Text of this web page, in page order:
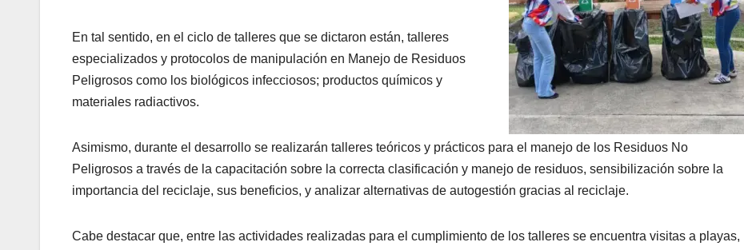
En tal sentido, en el ciclo de talleres que se dictaron están, talleres
especializados y protocolos de manipulación en Manejo de Residuos
Peligrosos como los biológicos infecciosos; productos químicos y
materiales radiactivos.
Asimismo, durante el desarrollo se realizarán talleres teóricos y prácticos para el manejo de los Residuos No
Peligrosos a través de la capacitación sobre la correcta clasificación y manejo de residuos, sensibilización sobre la
importancia del reciclaje, sus beneficios, y analizar alternativas de autogestión gracias al reciclaje.
Cabe destacar que, entre las actividades realizadas para el cumplimiento de los talleres se encuentra visitas a playas,